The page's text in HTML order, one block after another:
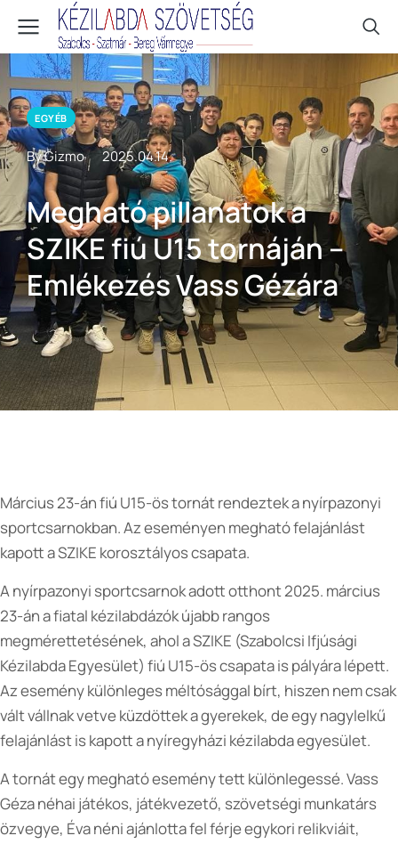
EGYÉB
By Gizmo 2025.04.14.
Megható pillanatok a
SZIKE fiú U15 tornáján –
Emlékezés Vass Gézára
Március 23-án fiú U15-ös tornát rendeztek a nyírpazonyi
sportcsarnokban. Az eseményen megható felajánlást
kapott a SZIKE korosztályos csapata.
A nyírpazonyi sportcsarnok adott otthont 2025. március
23-án a fiatal kézilabdázók újabb rangos
megmérettetésének, ahol a SZIKE (Szabolcsi Ifjúsági
Kézilabda Egyesület) fiú U15-ös csapata is pályára lépett.
Az esemény különleges méltósággal bírt, hiszen nem csak
vált vállnak vetve küzdöttek a gyerekek, de egy nagylelkű
felajánlást is kapott a nyíregyházi kézilabda egyesület.
A tornát egy megható esemény tett különlegessé. Vass
Géza néhai játékos, játékvezető, szövetségi munkatárs
özvegye, Éva néni ajánlotta fel férje egykori relikviáit,